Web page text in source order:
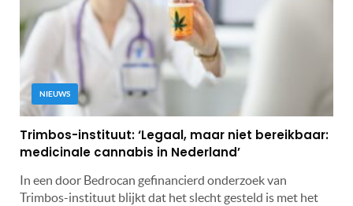
NIEUWS
Trimbos-instituut: ‘Legaal, maar niet bereikbaar:
medicinale cannabis in Nederland’
In een door Bedrocan gefinancierd onderzoek van
Trimbos-instituut blijkt dat het slecht gesteld is met het